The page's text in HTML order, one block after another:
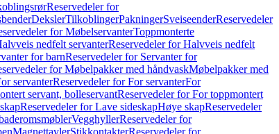
Reservedeler for
DekslerTilkoblingerPakningerSveiseenderReservedeler
for MøbelservanterToppmonterte
nedfelt servanterReservedeler for Halvveis nedfelt
for barnReservedeler for Servanter for
for Møbelpakker med håndvaskMøbelpakker med
servanterReservedeler for For servanterFor
servant, bolleservantReservedeler for For toppmontert
Reservedeler for Lave sideskapHøye skapReservedeler
VegghyllerReservedeler for
MagnettavlerStikkontakterReservedeler for